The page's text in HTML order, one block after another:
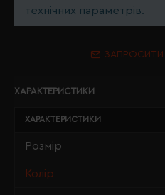
технічних параметрів.
ЗАПРОСИТИ
ХАРАКТЕРИСТИКИ
ХАРАКТЕРИСТИКИ
Розмір
Колір